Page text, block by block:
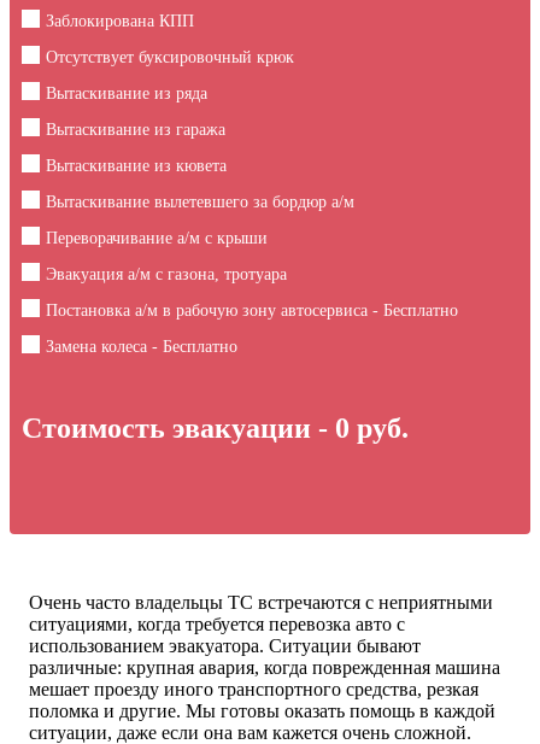
Заблокирована КПП
Отсутствует буксировочный крюк
Вытаскивание из ряда
Вытаскивание из гаража
Вытаскивание из кювета
Вытаскивание вылетевшего за бордюр а/м
Переворачивание а/м с крыши
Эвакуация а/м с газона, тротуара
Постановка а/м в рабочую зону автосервиса - Бесплатно
Замена колеса - Бесплатно
Стоимость эвакуации - 0 руб.
Очень часто владельцы ТС встречаются с неприятными
ситуациями, когда требуется перевозка авто с
использованием эвакуатора. Ситуации бывают
различные: крупная авария, когда поврежденная машина
мешает проезду иного транспортного средства, резкая
поломка и другие. Мы готовы оказать помощь в каждой
ситуации, даже если она вам кажется очень сложной.